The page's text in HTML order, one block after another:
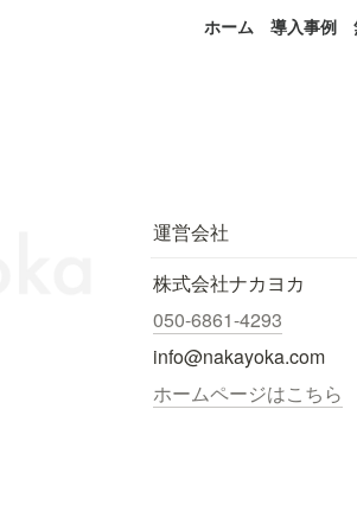
ホーム 導入事例
運営会社
株式会社ナカヨカ
050-6861-4293
info@nakayoka.com
ホームページはこちら